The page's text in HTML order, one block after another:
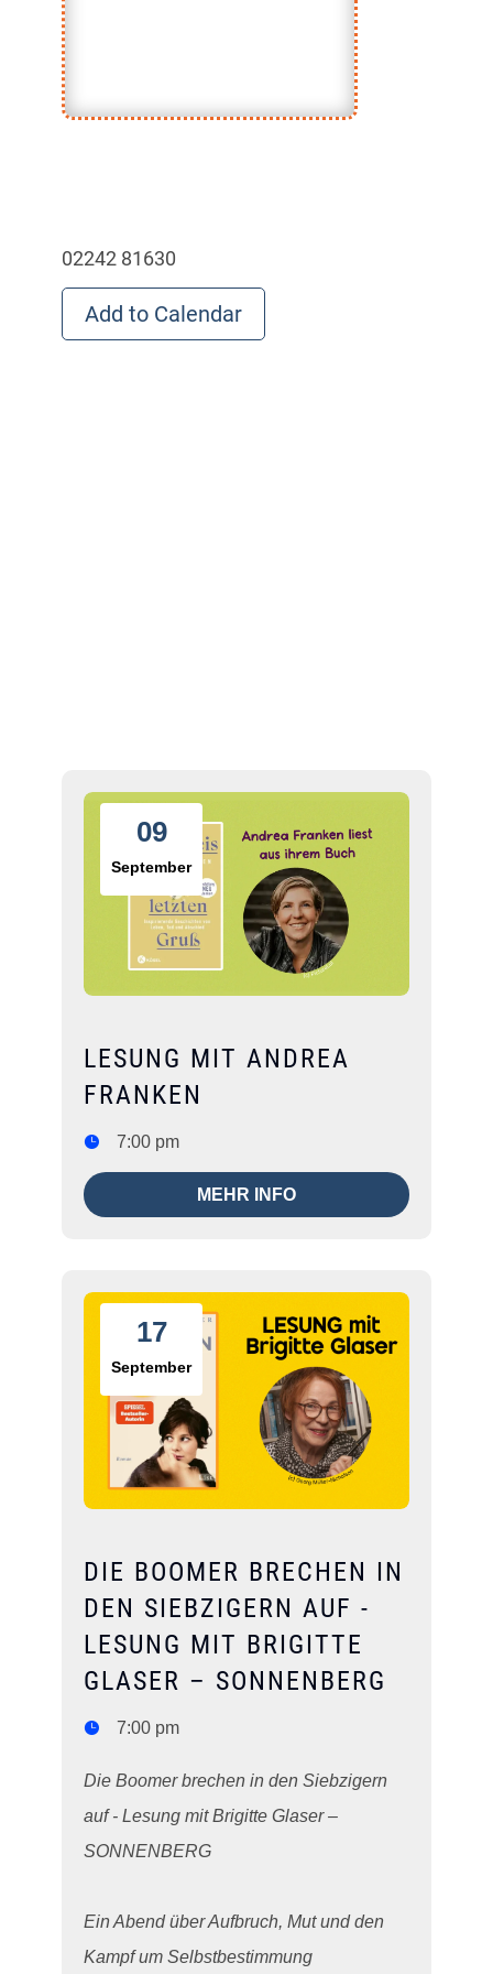
02242 81630
Add to Calendar
09
September
LESUNG MIT ANDREA
FRANKEN
7:00 pm
MEHR INFO
17
September
DIE BOOMER BRECHEN IN
DEN SIEBZIGERN AUF -
LESUNG MIT BRIGITTE
GLASER – SONNENBERG
7:00 pm
Die Boomer brechen in den Siebzigern
auf - Lesung mit Brigitte Glaser –
SONNENBERG
Ein Abend über Aufbruch, Mut und den
Kampf um Selbstbestimmung